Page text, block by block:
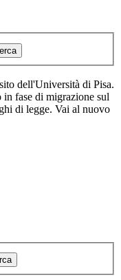
dell'Università di Pisa.
fase di migrazione sul
di legge. Vai al nuovo